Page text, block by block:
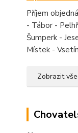
Příjem
- Tábor -
Šumperk -
Místek -
Zobrazit